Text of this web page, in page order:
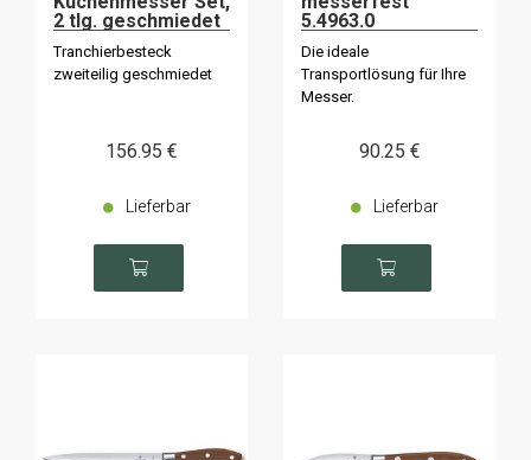
2 tlg. geschmiedet
7.7243.2
Tranchierbesteck
zweiteilig geschmiedet
156.95 €
Lieferbar
5.4963.0
Die ideale
Transportlösung für Ihre
Messer.
90.25 €
Lieferbar